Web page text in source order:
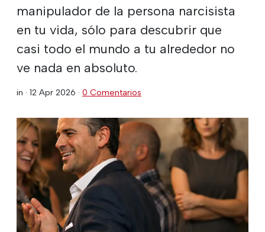
manipulador de la persona narcisista
en tu vida, sólo para descubrir que
casi todo el mundo a tu alrededor no
ve nada en absoluto.
in · 12 Apr 2026 · 0 Comentarios